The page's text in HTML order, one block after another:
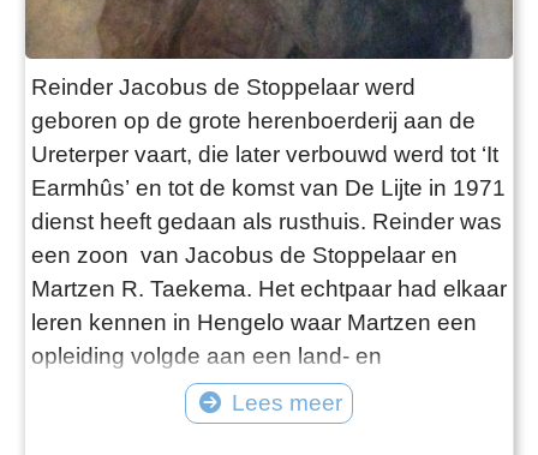
Reinder Jacobus de Stoppelaar werd
geboren op de grote herenboerderij aan de
Ureterper vaart, die later verbouwd werd tot ‘It
Earmhûs’ en tot de komst van De Lijte in 1971
dienst heeft gedaan als rusthuis. Reinder was
een zoon van Jacobus de Stoppelaar en
Martzen R. Taekema. Het echtpaar had elkaar
leren kennen in Hengelo waar Martzen een
opleiding volgde aan een land- en
tuinbouwschool voor doopsgezinden. De
vader van Jacobus was daar directeur.
Lees meer